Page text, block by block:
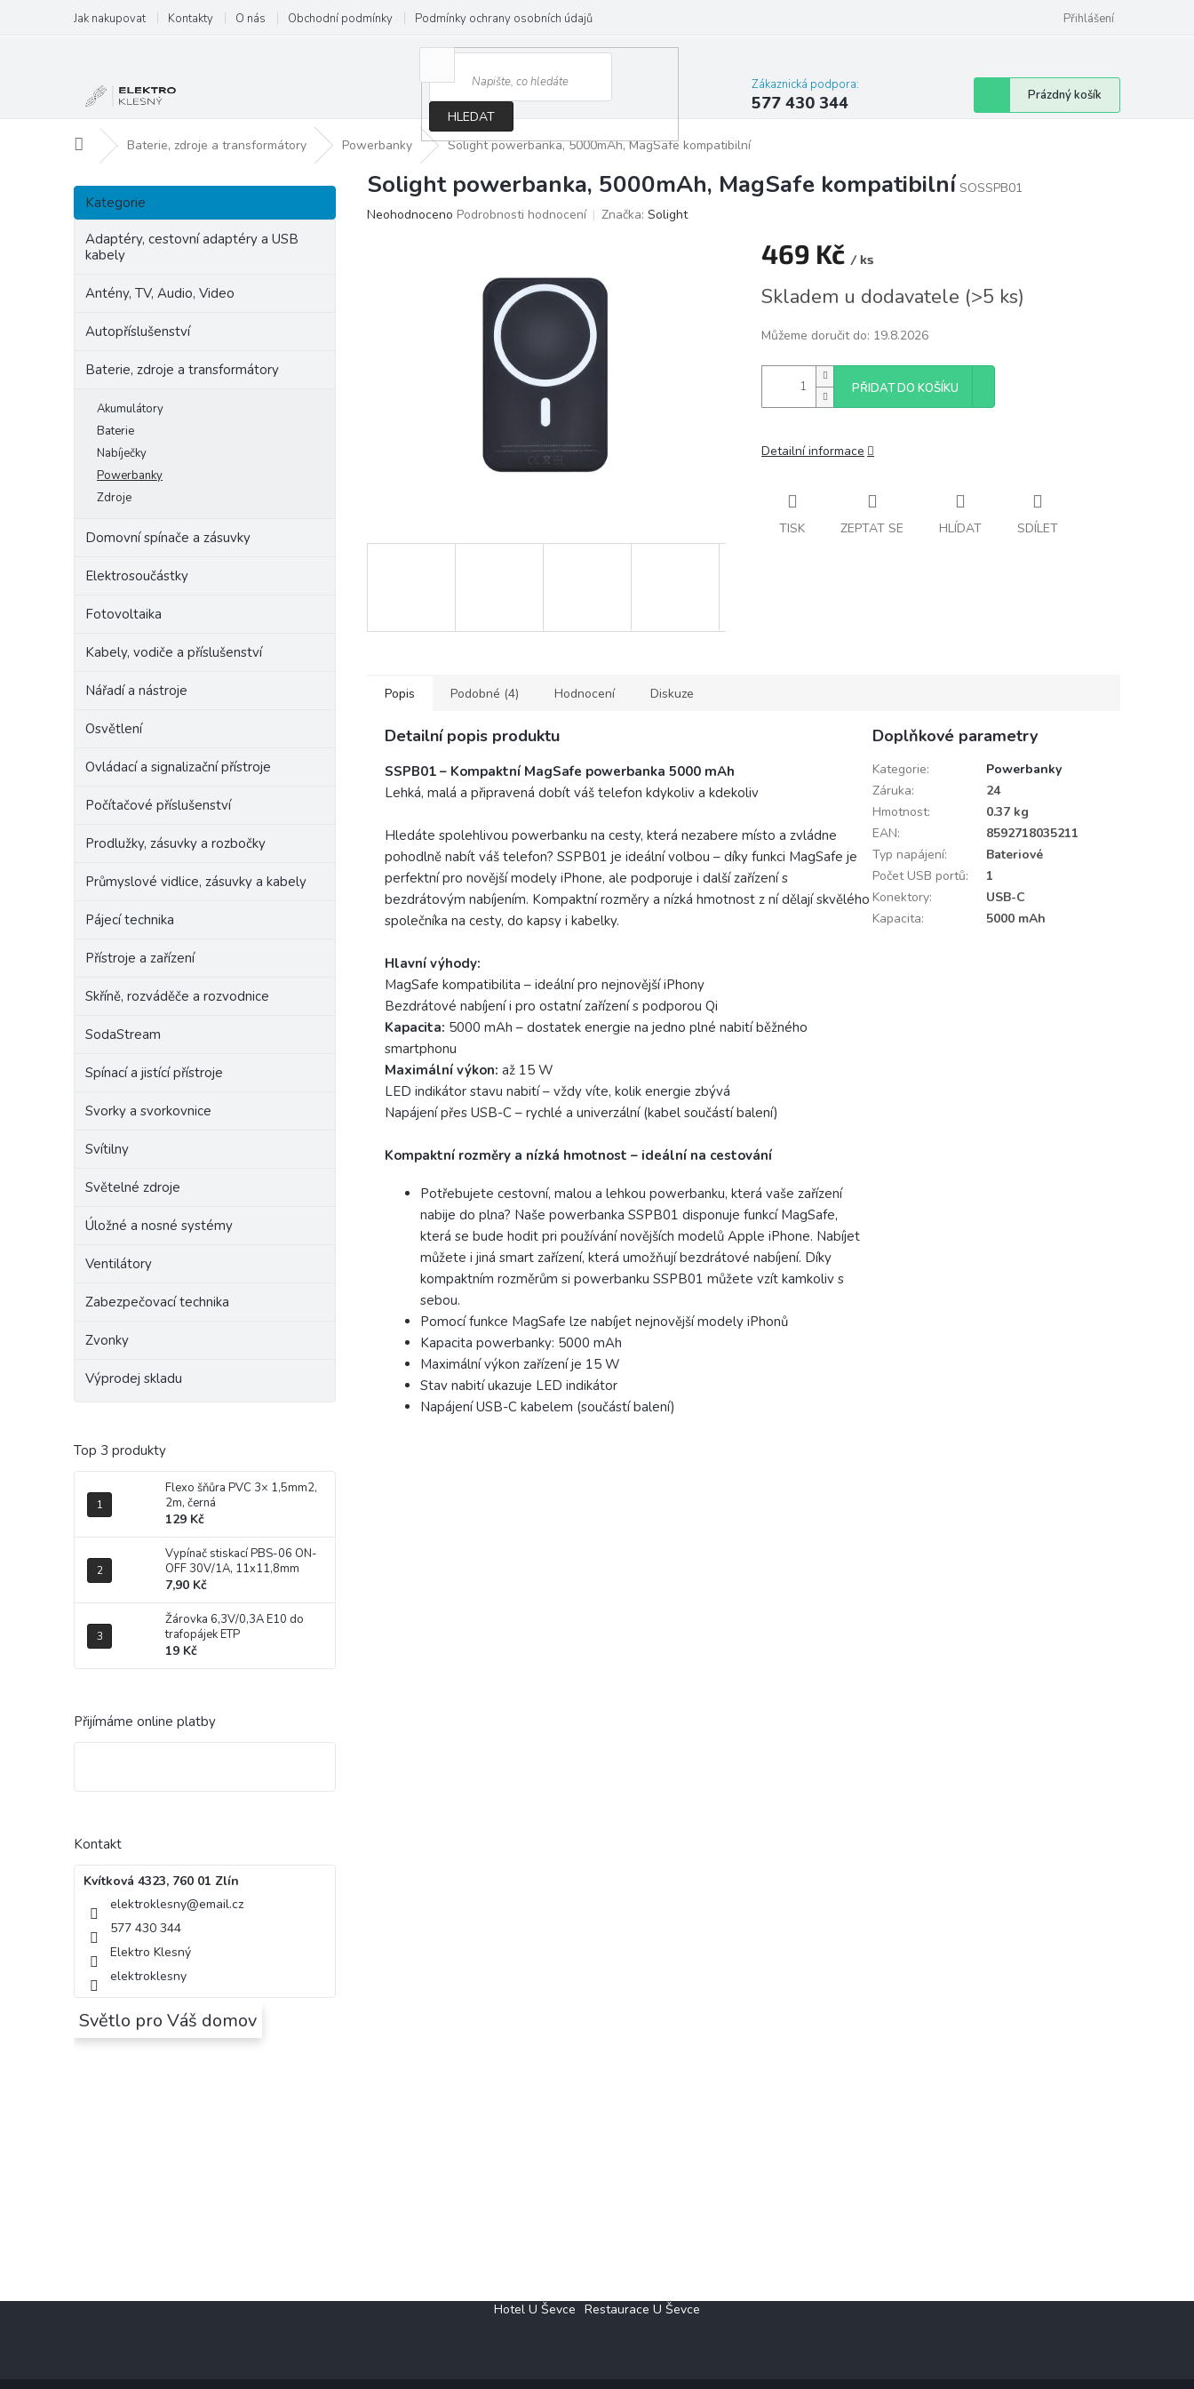
obsah
Jak nakupovat Kontakty O nás Obchodní podmínky Podmínky ochrany osobních údajů Přihlášení
HLEDAT
Zákaznická podpora:
577 430 344
Nákupní
košík
Prázdný košík
Domů Baterie, zdroje a transformátory Powerbanky Solight powerbanka, 5000mAh, MagSafe kompatibilní
P
s
Přeskočit
kategorie
Kategorie
Adaptéry, cestovní adaptéry a USB
kabely
Antény, TV, Audio, Video
Autopříslušenství
Baterie, zdroje a transformátory
Akumulátory
Baterie
Nabíječky
Powerbanky
Zdroje
Domovní spínače a zásuvky
Elektrosoučástky
Fotovoltaika
Kabely, vodiče a příslušenství
Nářadí a nástroje
Osvětlení
Ovládací a signalizační přístroje
Počítačové příslušenství
Prodlužky, zásuvky a rozbočky
Průmyslové vidlice, zásuvky a kabely
Pájecí technika
Přístroje a zařízení
Skříně, rozváděče a rozvodnice
SodaStream
Spínací a jistící přístroje
Svorky a svorkovnice
Svítilny
Světelné zdroje
Úložné a nosné systémy
Ventilátory
Zabezpečovací technika
Zvonky
Výprodej skladu
Top 3 produkty
Flexo šňůra PVC 3× 1,5mm2,
2m, černá
129 Kč
Vypínač stiskací PBS-06 ON-
OFF 30V/1A, 11x11,8mm
7,90 Kč
Žárovka 6,3V/0,3A E10 do
trafopájek ETP
19 Kč
Přijímáme online platby
Kontakt
Kvítková 4323, 760 01 Zlín
elektroklesny@email.cz
577 430 344
Elektro Klesný
elektroklesny
Světlo pro Váš domov
Solight powerbanka, 5000mAh, MagSafe kompatibilní SOSSPB01
Průměrné
Neohodnoceno Podrobnosti hodnocení Značka: Solight
469 Kč / ks
cena:
Skladem u dodavatele (>5 ks)
Můžeme doručit do: 19.8.2026
PŘIDAT DO KOŠÍKU
Detailní informace
TISK ZEPTAT SE HLÍDAT SDÍLET
Popis Podobné (4) Hodnocení Diskuze
Detailní popis produktu
SSPB01 – Kompaktní MagSafe powerbanka 5000 mAh
Lehká, malá a připravená dobít váš telefon kdykoliv a kdekoliv
Hledáte spolehlivou powerbanku na cesty, která nezabere místo a zvládne
pohodlně nabít váš telefon? SSPB01 je ideální volbou – díky funkci MagSafe je
perfektní pro novější modely iPhone, ale podporuje i další zařízení s
bezdrátovým nabíjením. Kompaktní rozměry a nízká hmotnost z ní dělají skvělého
společníka na cesty, do kapsy i kabelky.
Hlavní výhody:
MagSafe kompatibilita – ideální pro nejnovější iPhony
Bezdrátové nabíjení i pro ostatní zařízení s podporou Qi
Kapacita: 5000 mAh – dostatek energie na jedno plné nabití běžného
smartphonu
Maximální výkon: až 15 W
LED indikátor stavu nabití – vždy víte, kolik energie zbývá
Napájení přes USB-C – rychlé a univerzální (kabel součástí balení)
Kompaktní rozměry a nízká hmotnost – ideální na cestování
Potřebujete cestovní, malou a lehkou powerbanku, která vaše zařízení
nabije do plna? Naše powerbanka SSPB01 disponuje funkcí MagSafe,
která se bude hodit pri používání novějších modelů Apple iPhone. Nabíjet
můžete i jiná smart zařízení, která umožňují bezdrátové nabíjení. Díky
kompaktním rozměrům si powerbanku SSPB01 můžete vzít kamkoliv s
sebou.
Pomocí funkce MagSafe lze nabíjet nejnovější modely iPhonů
Kapacita powerbanky: 5000 mAh
Maximální výkon zařízení je 15 W
Stav nabití ukazuje LED indikátor
Napájení USB-C kabelem (součástí balení)
Doplňkové parametry
Kategorie:
Powerbanky
Záruka:
24
Hmotnost:
0.37 kg
EAN:
8592718035211
Typ napájení:
Bateriové
Počet USB portů:
1
Konektory:
USB-C
Kapacita: 5000 mAh
Hotel U Ševce Restaurace U Ševce